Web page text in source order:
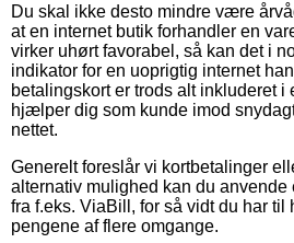
Du skal ikke desto mindre være
at en internet butik forhandler en
virker uhørt favorabel, så kan det i
indikator for en uoprigtig internet
betalingskort er trods alt inkluderet
hjælper dig som kunde imod
nettet.
Generelt foreslår vi kortbetalinger
alternativ mulighed kan du anvende
fra f.eks. ViaBill, for så vidt du har til
pengene af flere omgange.